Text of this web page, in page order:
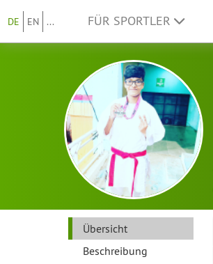
DE EN ... FÜR SPORTLER
Übersicht
Beschreibung